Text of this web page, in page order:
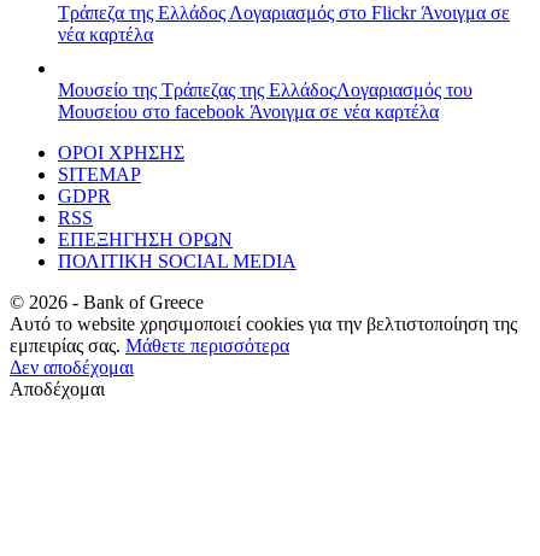
Τράπεζα της Ελλάδος Λογαριασμός στο FlickrΆνοιγμα σε
νέα καρτέλα
Μουσείο της Τράπεζας της ΕλλάδοςΛογαριασμός του
Μουσείου στο facebook Άνοιγμα σε νέα καρτέλα
ΟΡΟΙ ΧΡΗΣΗΣ
SITEMAP
GDPR
RSS
ΕΠΕΞΗΓΗΣΗ ΟΡΩΝ
ΠΟΛΙΤΙΚΗ SOCIAL MEDIA
© 2026 - Bank of Greece
Αυτό το website χρησιμοποιεί cookies για την βελτιστοποίηση της
εμπειρίας σας. Μάθετε περισσότερα
Δεν αποδέχομαι
Αποδέχομαι